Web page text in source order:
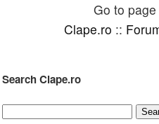
Go to page
Clape.ro ::
Search Clape.ro